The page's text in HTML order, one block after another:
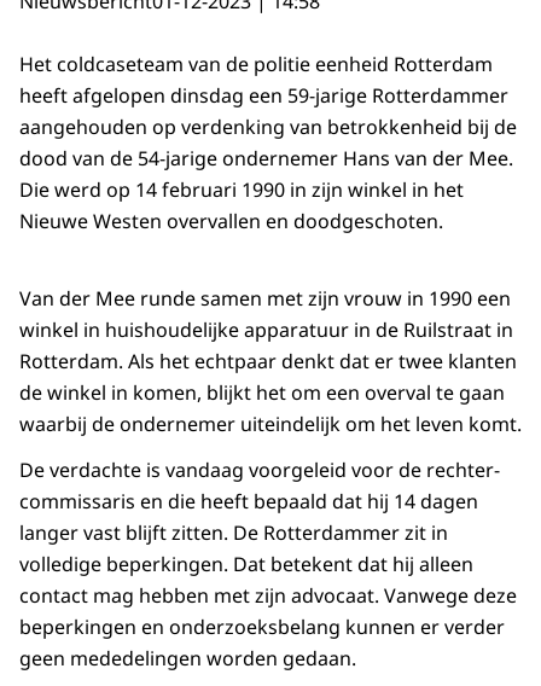
Het coldcaseteam van de politie eenheid Rotterdam
heeft afgelopen dinsdag een 59-jarige Rotterdammer
aangehouden op verdenking van betrokkenheid bij de
dood van de 54-jarige ondernemer Hans van der Mee.
Die werd op 14 februari 1990 in zijn winkel in het
Nieuwe Westen overvallen en doodgeschoten.
Van der Mee runde samen met zijn vrouw in 1990 een
winkel in huishoudelijke apparatuur in de Ruilstraat in
Rotterdam. Als het echtpaar denkt dat er twee klanten
de winkel in komen, blijkt het om een overval te gaan
waarbij de ondernemer uiteindelijk om het leven komt.
De verdachte is vandaag voorgeleid voor de rechter-
commissaris en die heeft bepaald dat hij 14 dagen
langer vast blijft zitten. De Rotterdammer zit in
volledige beperkingen. Dat betekent dat hij alleen
contact mag hebben met zijn advocaat. Vanwege deze
beperkingen en onderzoeksbelang kunnen er verder
geen mededelingen worden gedaan.